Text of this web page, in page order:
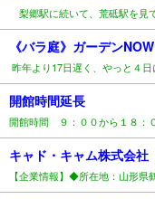
《バラ庭》ガーデン
開館時間延長
キャド・キャム株式会社